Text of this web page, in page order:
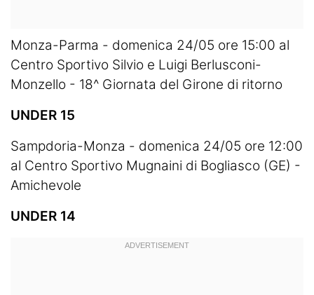
Monza-Parma - domenica 24/05 ore 15:00 al
Centro Sportivo Silvio e Luigi Berlusconi-
Monzello - 18^ Giornata del Girone di ritorno
UNDER 15
Sampdoria-Monza - domenica 24/05 ore 12:00
al Centro Sportivo Mugnaini di Bogliasco (GE) -
Amichevole
UNDER 14